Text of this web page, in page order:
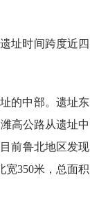
址时间跨度近四
的中部。遗址东
高公路从遗址中
前鲁北地区发现
宽350米，总面积